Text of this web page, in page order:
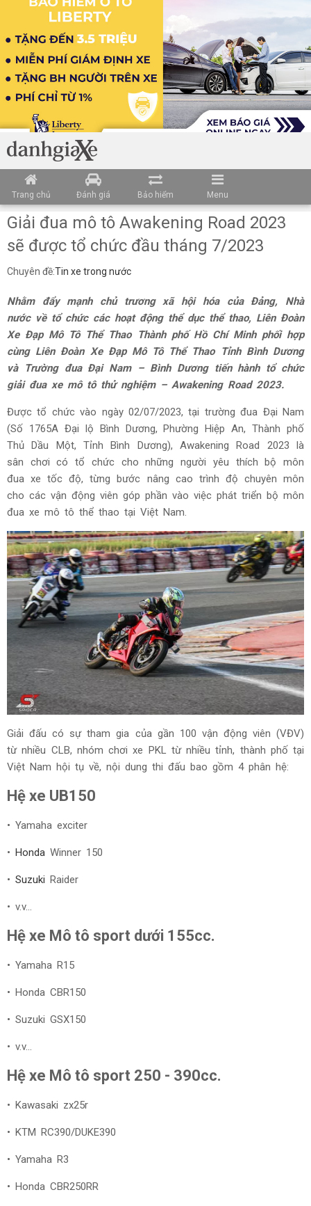
Trang chủ Đánh giá Bảo hiểm Menu
Giải đua mô tô Awakening Road 2023
sẽ được tổ chức đầu tháng 7/2023
Chuyên đề:Tin xe trong nước
Nhằm đẩy mạnh chủ trương xã hội hóa của Đảng, Nhà
nước về tổ chức các hoạt động thể dục thể thao, Liên Đoàn
Xe Đạp Mô Tô Thể Thao Thành phố Hồ Chí Minh phối hợp
cùng Liên Đoàn Xe Đạp Mô Tô Thể Thao Tỉnh Bình Dương
và Trường đua Đại Nam – Bình Dương tiến hành tổ chức
giải đua xe mô tô thử nghiệm – Awakening Road 2023.
Được tổ chức vào ngày 02/07/2023, tại trường đua Đại Nam
(Số 1765A Đại lộ Bình Dương, Phường Hiệp An, Thành phố
Thủ Dầu Một, Tỉnh Bình Dương), Awakening Road 2023 là
sân chơi có tổ chức cho những người yêu thích bộ môn
đua xe tốc độ, từng bước nâng cao trình độ chuyên môn
cho các vận động viên góp phần vào việc phát triển bộ môn
đua xe mô tô thể thao tại Việt Nam.
Giải đấu có sự tham gia của gần 100 vận động viên (VĐV)
từ nhiều CLB, nhóm chơi xe PKL từ nhiều tỉnh, thành phố tại
Việt Nam hội tụ về, nội dung thi đấu bao gồm 4 phân hệ:
Hệ xe UB150
• Yamaha exciter
• Honda Winner 150
• Suzuki Raider
• v.v...
Hệ xe Mô tô sport dưới 155cc.
• Yamaha R15
• Honda CBR150
• Suzuki GSX150
• v.v...
Hệ xe Mô tô sport 250 - 390cc.
• Kawasaki zx25r
• KTM RC390/DUKE390
• Yamaha R3
• Honda CBR250RR